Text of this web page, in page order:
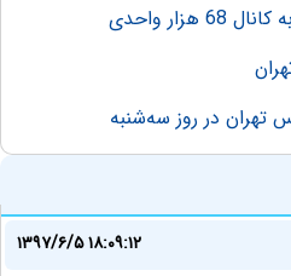
واحدی
در روز سه‌شنبه
۱۳۹۷/۶/۵ ۱۸:۰۹:۱۲